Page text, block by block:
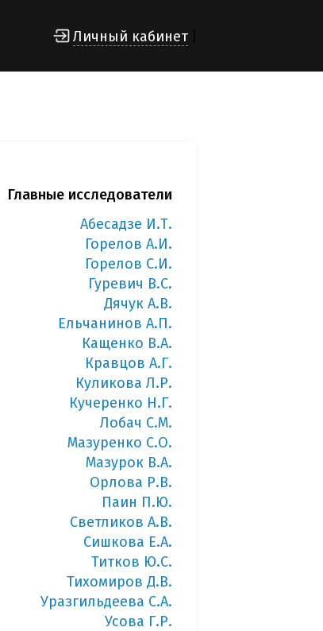
Личный кабинет
Главные исследователи
Абесадзе И.Т.
Горелов А.И.
Горелов С.И.
Гуревич В.С.
Дячук А.В.
Ельчанинов А.П.
Кащенко В.А.
Кравцов А.Г.
Куликова Л.Р.
Кучеренко Н.Г.
Лобач С.М.
Мазуренко С.О.
Мазурок В.А.
Орлова Р.В.
Паин П.Ю.
Светликов А.В.
Сишкова Е.А.
Титков Ю.С.
Тихомиров Д.В.
Уразгильдеева С.А.
Усова Г.Р.